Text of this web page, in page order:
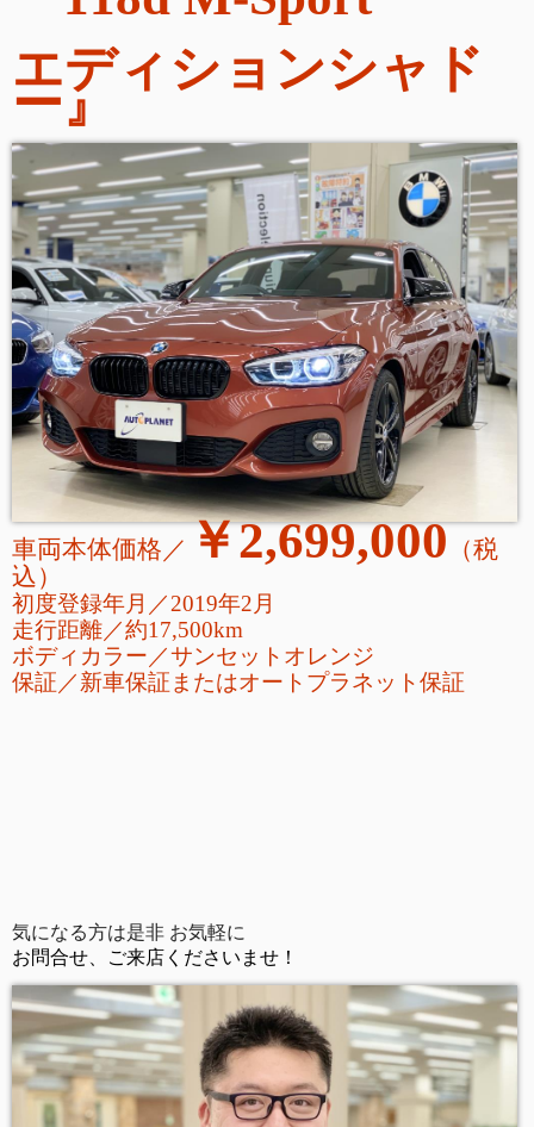
エディションシャド
ー』
車両本体価格／￥2,699,000 （税
込）
初度登録年月／2019年2月
走行距離／約17,500km
ボディカラー／サンセットオレンジ
保証／新車保証またはオートプラネット保証
気になる方は是非 お気軽に
お問合せ、ご来店くださいませ！